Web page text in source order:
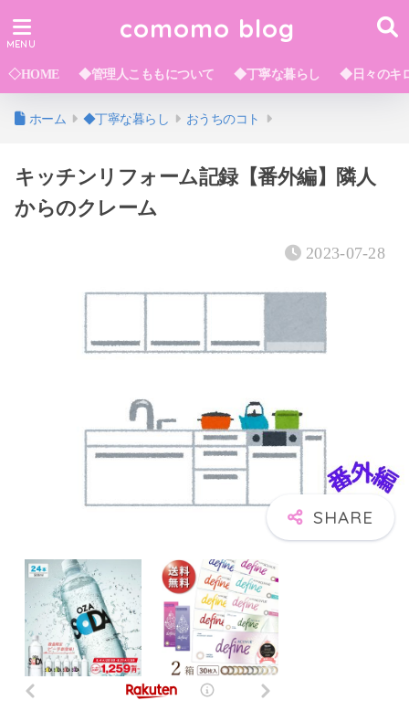
comomo blog
◇HOME ◆管理人こももについて ◆丁寧な暮らし ◆日々のキ
ホーム ◆丁寧な暮らし おうちのコト
キッチンリフォーム記録【番外編】隣人
からのクレーム
2023-07-28